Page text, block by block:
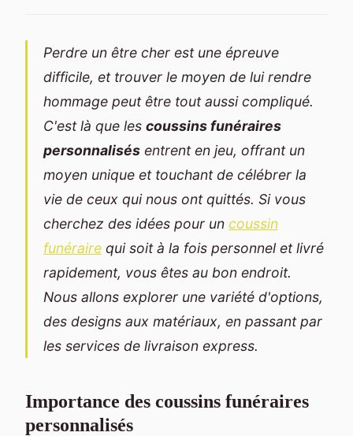
Perdre un être cher est une épreuve
difficile, et trouver le moyen de lui rendre
hommage peut être tout aussi compliqué.
C'est là que les coussins funéraires
personnalisés entrent en jeu, offrant un
moyen unique et touchant de célébrer la
vie de ceux qui nous ont quittés. Si vous
cherchez des idées pour un coussin
funéraire qui soit à la fois personnel et livré
rapidement, vous êtes au bon endroit.
Nous allons explorer une variété d'options,
des designs aux matériaux, en passant par
les services de livraison express.
Importance des coussins funéraires
personnalisés